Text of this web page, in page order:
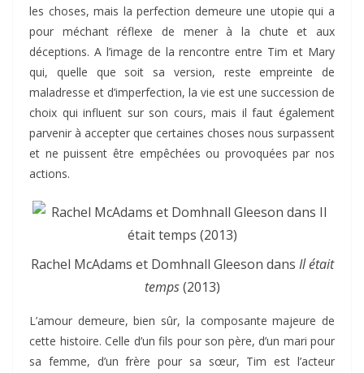
les choses, mais la perfection demeure une utopie qui a
pour méchant réflexe de mener à la chute et aux
déceptions. A l’image de la rencontre entre Tim et Mary
qui, quelle que soit sa version, reste empreinte de
maladresse et d’imperfection, la vie est une succession de
choix qui influent sur son cours, mais il faut également
parvenir à accepter que certaines choses nous surpassent
et ne puissent être empêchées ou provoquées par nos
actions.
Rachel McAdams et Domhnall Gleeson dans Il était
temps(2013)
L’amour demeure, bien sûr, la composante majeure de
cette histoire. Celle d’un fils pour son père, d’un mari pour
sa femme, d’un frère pour sa sœur, Tim est l’acteur